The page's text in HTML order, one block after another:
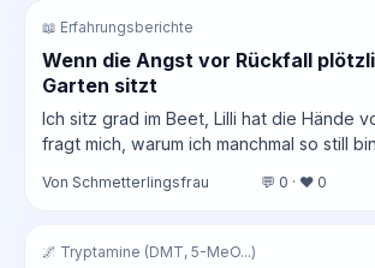
📖 Erfahrungsberichte
Wenn die Angst vor Rückfall
Garten sitzt
Ich sitz grad im Beet, Lilli hat die Hände
fragt mich, warum ich manchmal so still
Von Schmetterlingsfrau 💬 0 · ❤️ 0
🌌 Tryptamine (DMT, 5-MeO...)